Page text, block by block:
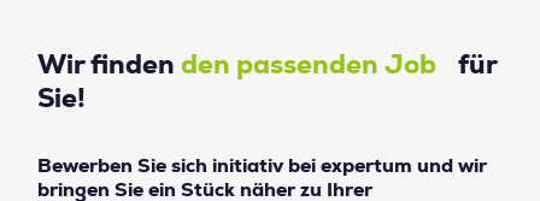
Wir finden den passenden Job für
Sie!
Bewerben Sie sich initiativ bei expertum und wir
bringen Sie ein Stück näher zu Ihrer